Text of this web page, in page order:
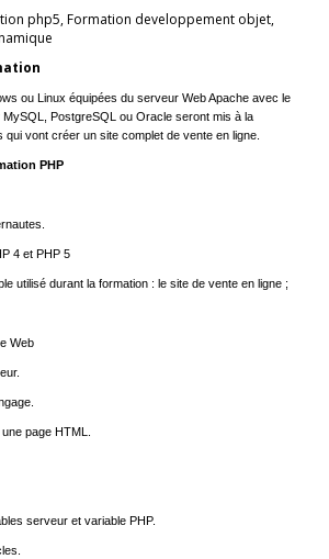
php5, Formation developpement objet,
ou Linux équipées du serveur Web Apache avec le
PostgreSQL ou Oracle seront mis à la
vont créer un site complet de vente en ligne.
PHP
4 et PHP 5
utilisé durant la formation : le site de vente en ligne ;
Web
page HTML.
serveur et variable PHP.